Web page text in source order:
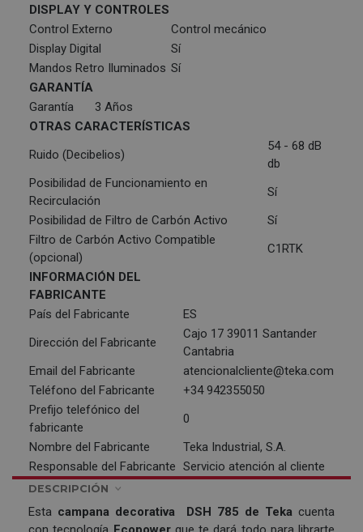
DISPLAY Y CONTROLES
Control Externo
Control mecánico
Display Digital
Sí
Mandos Retro Iluminados Sí
GARANTÍA
Garantía
3 Años
OTRAS CARACTERÍSTICAS
Ruido (Decibelios)
54 - 68 dB
db
Posibilidad de Funcionamiento en
Recirculación
Sí
Posibilidad de Filtro de Carbón Activo
Sí
Filtro de Carbón Activo Compatible
(opcional)
C1RTK
INFORMACIÓN DEL
FABRICANTE
País del Fabricante
ES
Dirección del Fabricante
Cajo 17 39011 Santander
Cantabria
Email del Fabricante
atencionalcliente@teka.com
Teléfono del Fabricante
+34 942355050
Prefijo telefónico del
fabricante
0
Nombre del Fabricante
Teka Industrial, S.A.
Responsable del Fabricante Servicio atención al cliente
DESCRIPCIÓN
Esta campana decorativa DSH 785 de Teka cuenta